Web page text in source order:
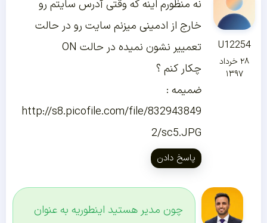
U12254
۲۸ خرداد
۱۳۹۷
نه منظورم اینه که وقتی آدرس سایتم رو
خارج از ادمینی میزنم سایت رو در حالت
تعمییر نشون نمیده در حالت ON
چکار کنم ؟
ضمیمه :
http://s8.picofile.com/file/832943849
2/sc5.JPG
پاسخ دادن
چون مدیر هستید اینطوریه به عنوان